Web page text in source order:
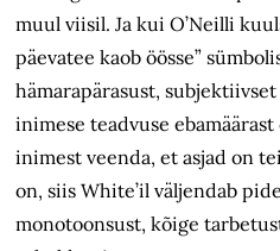
muul viisil. Ja kui O’Neilli
päevatee kaob öösse”
hämarapärasust, subjektiivset
inimese teadvuse
inimest veenda, et asjad on
on, siis White’il väljendab
monotoonsust, kõige